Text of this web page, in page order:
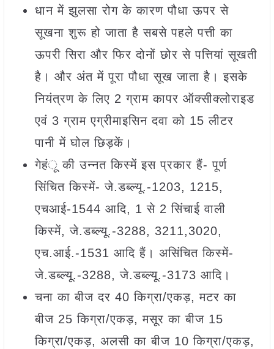
धान में झुलसा रोग के कारण पौधा ऊपर से
सूखना शुरू हो जाता है सबसे पहले पत्ती का
ऊपरी सिरा और फिर दोनों छोर से पत्तियां सूखती
है। और अंत में पूरा पौधा सूख जाता है। इसके
नियंत्रण के लिए 2 ग्राम कापर ऑक्सीक्लोराइड
एवं 3 ग्राम एग्रीमाइसिन दवा को 15 लीटर
पानी में घोल छिड़कें।
गेहंू की उन्नत किस्में इस प्रकार हैं- पूर्ण
सिंचित किस्में- जे.डब्ल्यू.-1203, 1215,
एचआई-1544 आदि, 1 से 2 सिंचाई वाली
किस्में, जे.डब्ल्यू.-3288, 3211,3020,
एच.आई.-1531 आदि हैं। असिंचित किस्में-
जे.डब्ल्यू.-3288, जे.डब्ल्यू.-3173 आदि।
चना का बीज दर 40 किग्रा/एकड़, मटर का
बीज 25 किग्रा/एकड़, मसूर का बीज 15
किग्रा/एकड़, अलसी का बीज 10 किग्रा/एकड़,